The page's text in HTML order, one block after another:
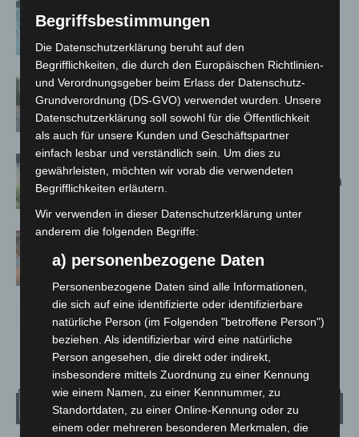
„Archetyp Market“ erhoben
Hannover: Polizei stoppt 166
Trunkenheitsfahrten bei
Großkontrolle
Schwarz Digits und Zscaler starten
souveräne Cloud-Sicherheitsplattform
Warn-App: Jeder Zweite weiß nach
Handy-Warnung nicht, was zu tun ist
Wetter
Begriffsbestimmungen
Die Datenschutzerklärung beruht auf den
Begrifflichkeiten, die durch den Europäischen Richtlinien-
und Verordnungsgeber beim Erlass der Datenschutz-
Grundverordnung (DS-GVO) verwendet wurden. Unsere
Datenschutzerklärung soll sowohl für die Öffentlichkeit
als auch für unsere Kunden und Geschäftspartner
einfach lesbar und verständlich sein. Um dies zu
gewährleisten, möchten wir vorab die verwendeten
Begrifflichkeiten erläutern.
Wir verwenden in dieser Datenschutzerklärung unter
anderem die folgenden Begriffe:
a) personenbezogene Daten
Personenbezogene Daten sind alle Informationen,
die sich auf eine identifizierte oder identifizierbare
natürliche Person (im Folgenden "betroffene Person")
beziehen. Als identifizierbar wird eine natürliche
Person angesehen, die direkt oder indirekt,
insbesondere mittels Zuordnung zu einer Kennung
wie einem Namen, zu einer Kennnummer, zu
Standortdaten, zu einer Online-Kennung oder zu
einem oder mehreren besonderen Merkmalen, die